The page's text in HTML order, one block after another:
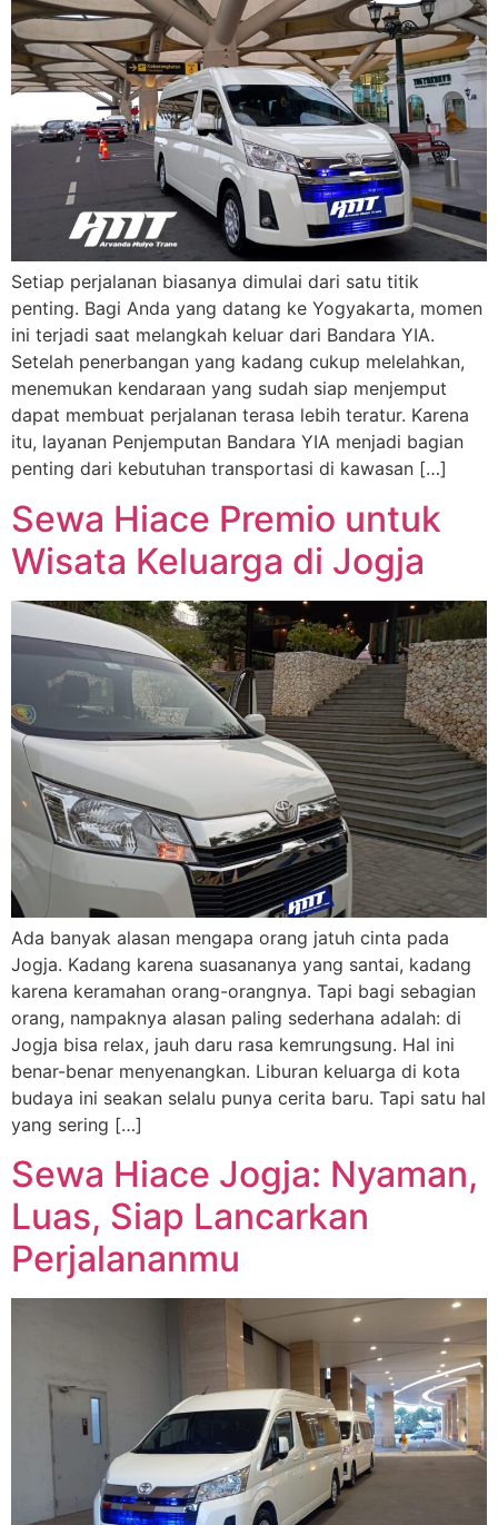
Setiap perjalanan biasanya dimulai dari satu titik
penting. Bagi Anda yang datang ke Yogyakarta, momen
ini terjadi saat melangkah keluar dari Bandara YIA.
Setelah penerbangan yang kadang cukup melelahkan,
menemukan kendaraan yang sudah siap menjemput
dapat membuat perjalanan terasa lebih teratur. Karena
itu, layanan Penjemputan Bandara YIA menjadi bagian
penting dari kebutuhan transportasi di kawasan […]
Sewa Hiace Premio untuk
Wisata Keluarga di Jogja
Ada banyak alasan mengapa orang jatuh cinta pada
Jogja. Kadang karena suasananya yang santai, kadang
karena keramahan orang-orangnya. Tapi bagi sebagian
orang, nampaknya alasan paling sederhana adalah: di
Jogja bisa relax, jauh daru rasa kemrungsung. Hal ini
benar-benar menyenangkan. Liburan keluarga di kota
budaya ini seakan selalu punya cerita baru. Tapi satu hal
yang sering […]
Sewa Hiace Jogja: Nyaman,
Luas, Siap Lancarkan
Perjalananmu